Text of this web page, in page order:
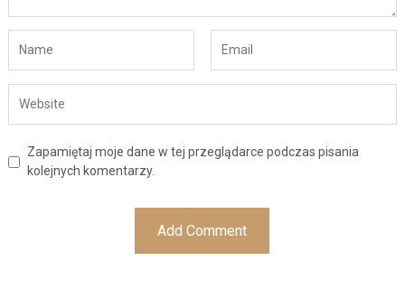
Zapamiętaj moje dane w tej przeglądarce podczas pisania
kolejnych komentarzy.